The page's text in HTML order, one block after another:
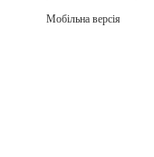
Мобільна версія